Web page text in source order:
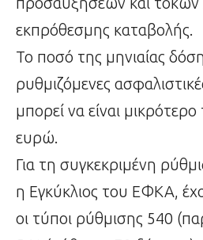
εκπρόθεσμης καταβολής.
Το ποσό της μηνιαίας
ρυθμιζόμενες
μπορεί να είναι
ευρώ.
Για τη συγκεκριμένη
η Εγκύκλιος του ΕΦΚΑ,
οι τύποι ρύθμισης 540